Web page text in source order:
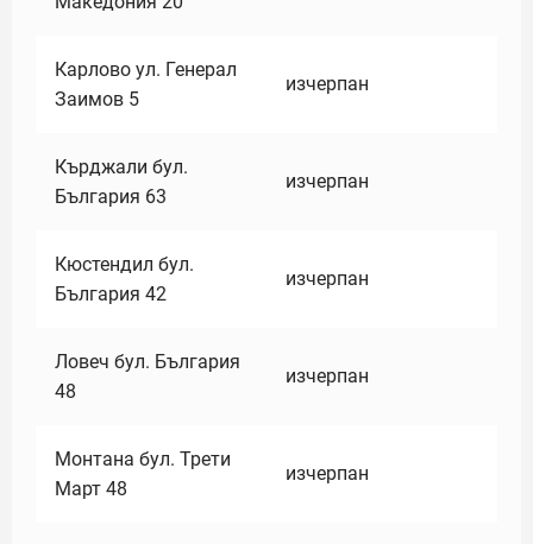
Карлово ул. Генерал
Заимов 5
изчерпан
Кърджали бул.
България 63
изчерпан
Кюстендил бул.
България 42
изчерпан
Ловеч бул. България
48
изчерпан
Монтана бул. Трети
Март 48
изчерпан